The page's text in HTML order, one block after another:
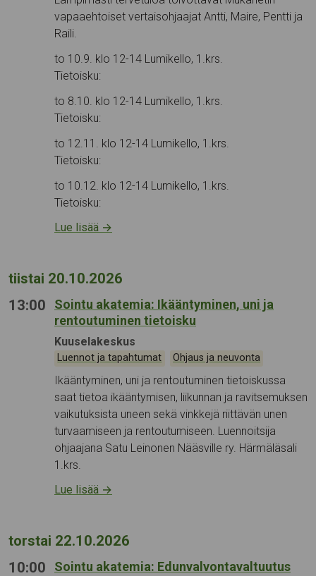
vapaaehtoiset vertaisohjaajat Antti, Maire, Pentti ja
Raili.
to 10.9. klo 12-14 Lumikello, 1.krs.
Tietoisku:
to 8.10. klo 12-14 Lumikello, 1.krs.
Tietoisku:
to 12.11. klo 12-14 Lumikello, 1.krs.
Tietoisku:
to 10.12. klo 12-14 Lumikello, 1.krs.
Tietoisku:
Lue lisää →
tiistai 20.10.2026
13:00
Sointu akatemia: Ikääntyminen, uni ja
rentoutuminen tietoisku
Tapahtumapaikka:
Kuuselakeskus
Kategoriat:
Luennot ja tapahtumat Ohjaus ja neuvonta
Ikääntyminen, uni ja rentoutuminen tietoiskussa
saat tietoa ikääntymisen, liikunnan ja ravitsemuksen
vaikutuksista uneen sekä vinkkejä riittävän unen
turvaamiseen ja rentoutumiseen. Luennoitsija
ohjaajana Satu Leinonen Nääsville ry. Härmäläsali
1.krs.
Lue lisää →
torstai 22.10.2026
10:00
Sointu akatemia: Edunvalvontavaltuutus